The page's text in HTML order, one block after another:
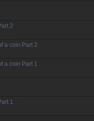
2
a coin Part 2
a coin Part 1
1